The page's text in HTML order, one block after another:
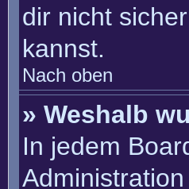
dir nicht
kannst.
Nach oben
» Weshalb
In jedem